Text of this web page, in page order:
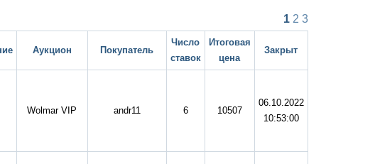
1 2 3
Аукцион Покупатель
Число
ставок
Итоговая
цена
Закрыт
Wolmar VIP andr11 6 10507
06.10.2022
10:53:00